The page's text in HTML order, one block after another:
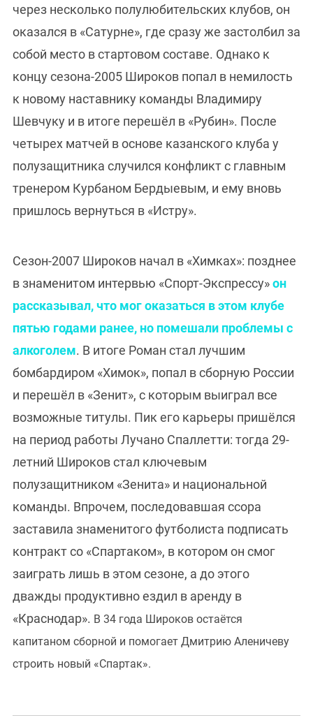
через несколько полулюбительских клубов, он
оказался в «Сатурне», где сразу же застолбил за
собой место в стартовом составе. Однако к
концу сезона-2005 Широков попал в немилость
к новому наставнику команды Владимиру
Шевчуку и в итоге перешёл в «Рубин». После
четырех матчей в основе казанского клуба у
полузащитника случился конфликт с главным
тренером Курбаном Бердыевым, и ему вновь
пришлось вернуться в «Истру».
Сезон-2007 Широков начал в «Химках»: позднее
в знаменитом интервью «Спорт-Экспрессу»он
рассказывал, что мог оказаться в этом клубе
пятью годами ранее, но помешали проблемы с
алкоголем. В итоге Роман стал лучшим
бомбардиром «Химок», попал в сборную России
и перешёл в «Зенит», с которым выиграл все
возможные титулы. Пик его карьеры пришёлся
на период работы Лучано Спаллетти: тогда 29-
летний Широков стал ключевым
полузащитником «Зенита» и национальной
команды. Впрочем, последовавшая ссора
заставила знаменитого футболиста подписать
контракт со «Спартаком», в котором он смог
заиграть лишь в этом сезоне, а до этого
дважды продуктивно ездил в аренду в
«Краснодар». В 34 года Широков остаётся
капитаном сборной и помогает Дмитрию Аленичеву
строить новый «Спартак».